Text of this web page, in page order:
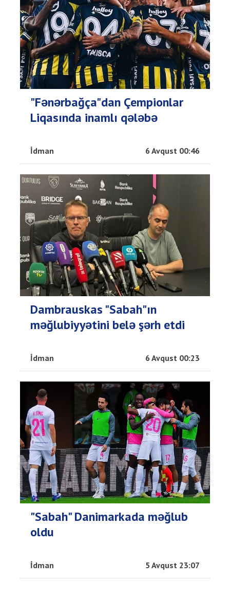
"Fənərbağça"dan Çempionlar
Liqasında inamlı qələbə
İdman 6 Avqust 00:46
Dambrauskas "Sabah"ın
məğlubiyyətini belə şərh etdi
İdman 6 Avqust 00:23
"Sabah" Danimarkada məğlub
oldu
İdman 5 Avqust 23:07